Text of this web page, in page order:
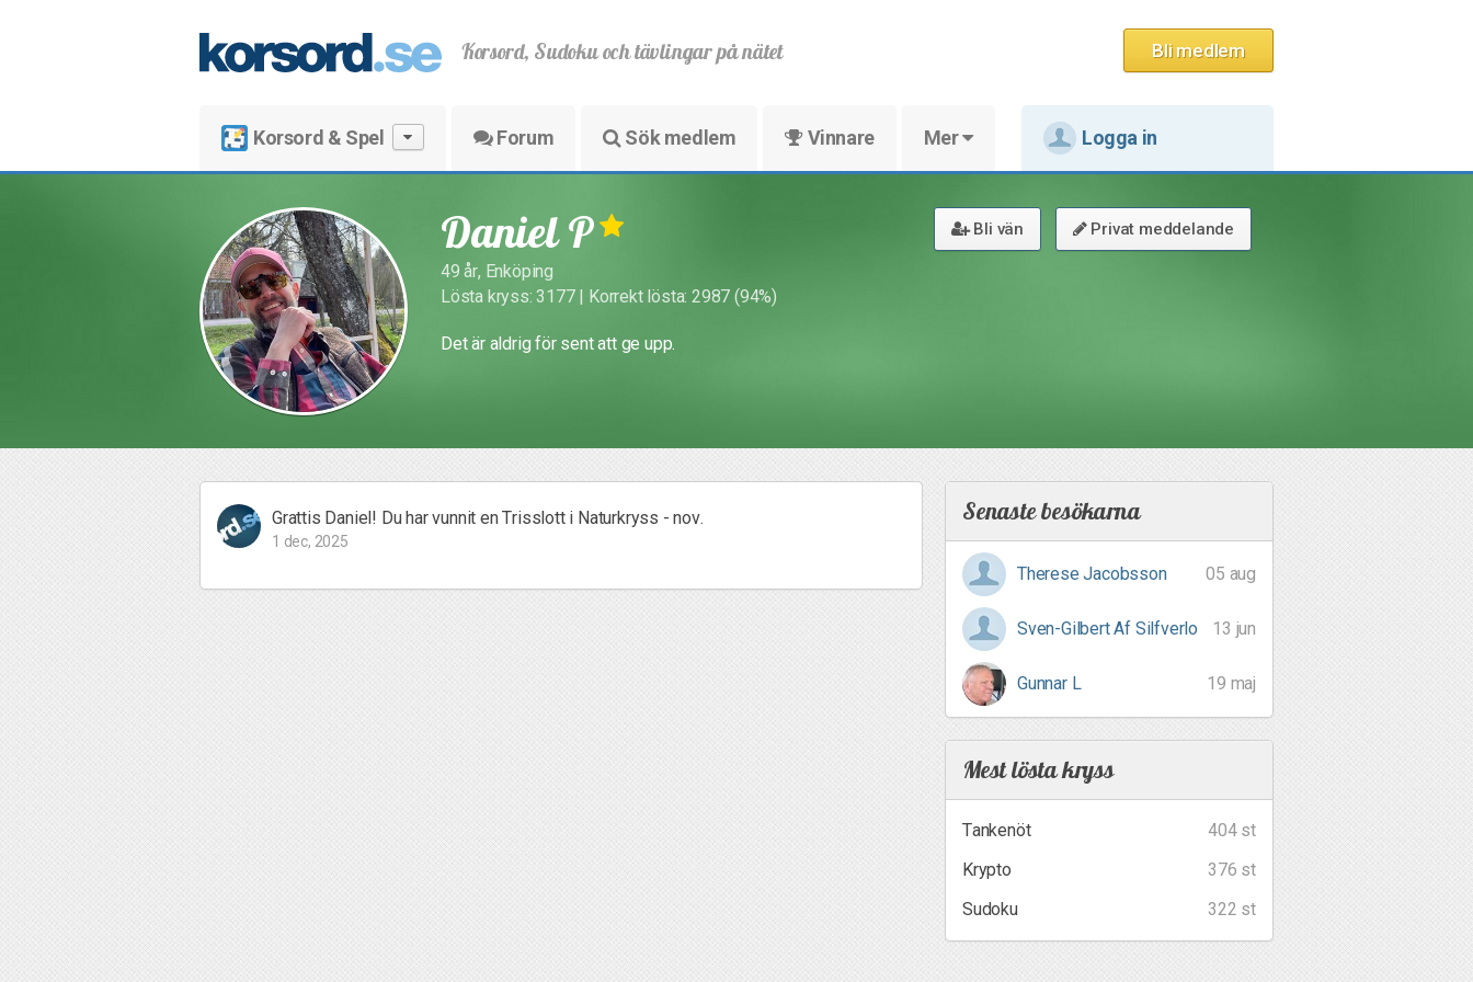
Bli medlem
Korsord, Sudoku och tävlingar på nätet
Korsord & Spel Forum Sök medlem Vinnare Mer Logga in
Daniel P
49 år, Enköping
Lösta kryss: 3177 | Korrekt lösta: 2987 (94%)
Det är aldrig för sent att ge upp.
Bli vän Privat meddelande
Grattis Daniel! Du har vunnit en Trisslott i Naturkryss - nov.
1 dec, 2025
Senaste besökarna
Therese Jacobsson 05 aug
Sven-Gilbert Af Silfverlo 13 jun
Gunnar L 19 maj
Mest lösta kryss
Tankenöt
404 st
Krypto
376 st
Sudoku
322 st